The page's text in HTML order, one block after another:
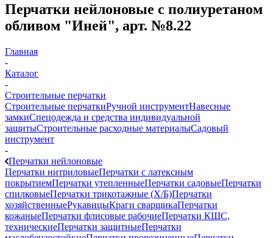
Перчатки нейлоновые с полиуретаном
обливом "Иней", арт. №8.22
Главная
-
Каталог
-
Строительные перчатки
Строительные перчаткиРучной инструментНавесные
замкиСпецодежда и средства индивидуальной
защитыСтроительные расходные материалыСадовый
инструмент
-
Перчатки нейлоновые
Перчатки нитриловыеПерчатки с латексным
покрытиемПерчатки утепленныеПерчатки садовыеПерчатки
спилковыеПерчатки трикотажные (Х/Б)Перчатки
хозяйственныеРукавицыКраги сварщикаПерчатки
кожаныеПерчатки флисовые рабочиеПерчатки КЩС,
техническиеПерчатки защитныеПерчатки